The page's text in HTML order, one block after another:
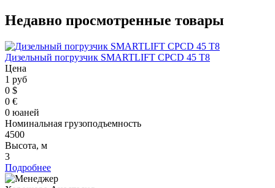
Недавно просмотренные товары
Дизельный погрузчик SMARTLIFT CPCD 45 T8
Цена
1 руб
0 $
0 €
0 юаней
Номинальная грузоподъемность
4500
Высота, м
3
Подробнее